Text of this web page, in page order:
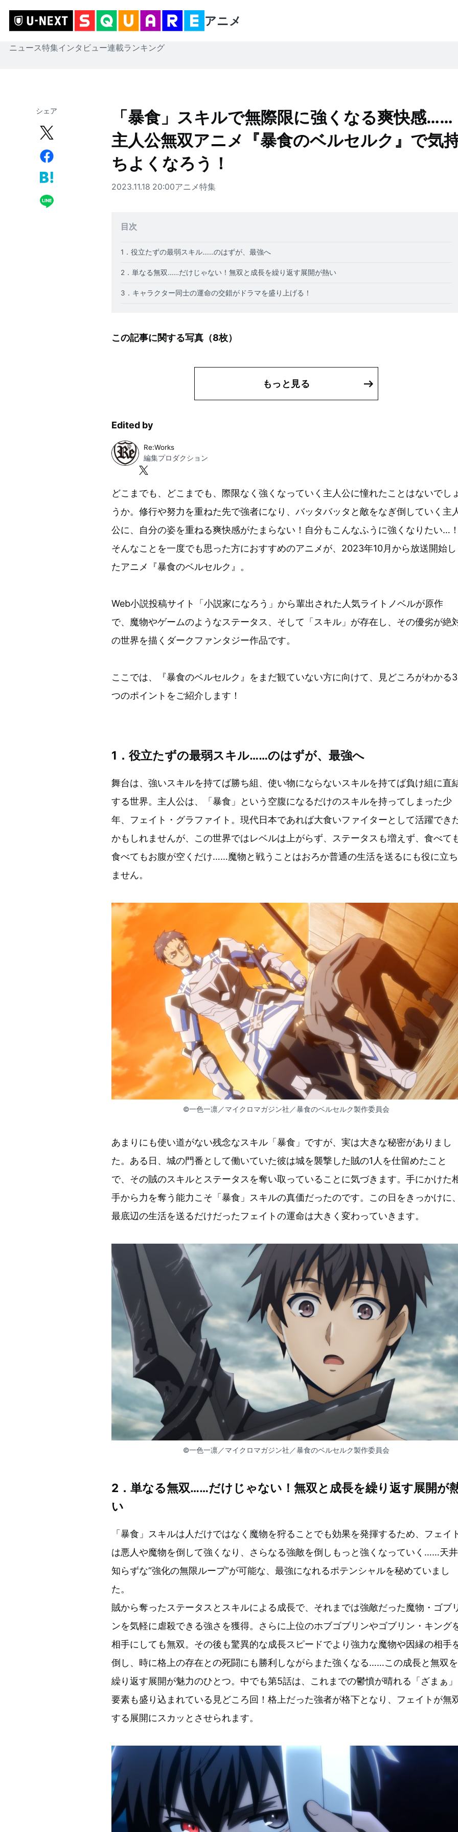
アニメ
ニュース特集インタビュー連載ランキング
シェア
「暴食」スキルで無際限に強くなる爽快感……
主人公無双アニメ『暴食のベルセルク』で気
ちよくなろう！
2023.11.18 20:00アニメ特集
目次
1．役立たずの最弱スキル……のはずが、最強へ
2．単なる無双……だけじゃない！無双と成長を繰り返す展開が熱い
3．キャラクター同士の運命の交錯がドラマを盛り上げる！
この記事に関する写真（8枚）
もっと見る
Edited by
Re:Works
編集プロダクション
どこまでも、どこまでも、際限なく強くなっていく主人公に憧れたことはないでし
うか。修行や努力を重ねた先で強者になり、バッタバッタと敵をなぎ倒していく主
公に、自分の姿を重ねる爽快感がたまらない！自分もこんなふうに強くなりたい…
そんなことを一度でも思った方におすすめのアニメが、2023年10月から放送開始し
たアニメ『暴食のベルセルク』。
Web小説投稿サイト「小説家になろう」から輩出された人気ライトノベルが原作
で、魔物やゲームのようなステータス、そして「スキル」が存在し、その優劣が絶
の世界を描くダークファンタジー作品です。
ここでは、『暴食のベルセルク』をまだ観ていない方に向けて、見どころがわかる3
つのポイントをご紹介します！
1．役立たずの最弱スキル……のはずが、最強へ
舞台は、強いスキルを持てば勝ち組、使い物にならないスキルを持てば負け組に直
する世界。主人公は、「暴食」という空腹になるだけのスキルを持ってしまった少
年、フェイト・グラファイト。現代日本であれば大食いファイターとして活躍でき
かもしれませんが、この世界ではレベルは上がらず、ステータスも増えず、食べて
食べてもお腹が空くだけ……魔物と戦うことはおろか普通の生活を送るにも役に立ち
ません。
©一色一凛／マイクロマガジン社／暴食のベルセルク製作委員会
あまりにも使い道がない残念なスキル「暴食」ですが、実は大きな秘密がありまし
た。ある日、城の門番として働いていた彼は城を襲撃した賊の1人を仕留めたこと
で、その賊のスキルとステータスを奪い取っていることに気づきます。手にかけた
手から力を奪う能力こそ「暴食」スキルの真価だったのです。この日をきっかけに
最底辺の生活を送るだけだったフェイトの運命は大きく変わっていきます。
©一色一凛／マイクロマガジン社／暴食のベルセルク製作委員会
2．単なる無双……だけじゃない！無双と成長を繰り返す展開が
い
「暴食」スキルは人だけではなく魔物を狩ることでも効果を発揮するため、フェイ
は悪人や魔物を倒して強くなり、さらなる強敵を倒しもっと強くなっていく……天井
知らずな“強化の無限ループ”が可能な、最強になれるポテンシャルを秘めていまし
た。
賊から奪ったステータスとスキルによる成長で、それまでは強敵だった魔物・ゴブ
ンを気軽に虐殺できる強さを獲得。さらに上位のホブゴブリンやゴブリン・キング
相手にしても無双。その後も驚異的な成長スピードでより強力な魔物や因縁の相手
倒し、時に格上の存在との死闘にも勝利しながらまた強くなる……この成長と無双を
繰り返す展開が魅力のひとつ。中でも第5話は、これまでの鬱憤が晴れる「ざまぁ」
要素も盛り込まれている見どころ回！格上だった強者が格下となり、フェイトが無
する展開にスカッとさせられます。